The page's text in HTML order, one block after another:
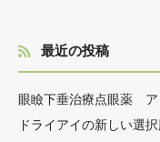
最近の投稿
眼瞼下垂治療点眼薬 ア
ドライアイの新しい選